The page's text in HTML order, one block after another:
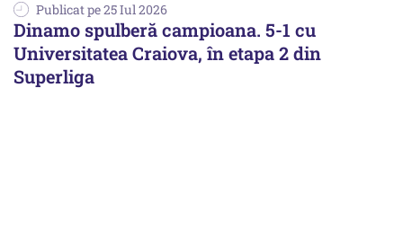
Publicat pe 25 Iul 2026
Dinamo spulberă campioana. 5-1 cu
Universitatea Craiova, în etapa 2 din
Superliga